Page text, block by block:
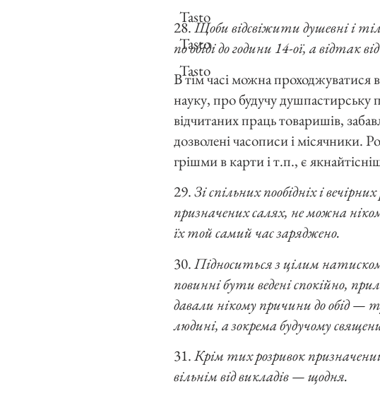
28.Щоби відсвіжити душевні і
по обіді до години 14-ої, а відтак
В тім часі можна проходжуватися в
науку, про будучу душпастирську
відчитаних праць товаришів,
дозволені часописи і місячники.
грішми в карти і т.п., є
29.Зі спільних пообідніх і
призначених салях, не можна
їх той самий час заряджено.
30.Підноситься з цілим
повинні бути ведені спокійно,
давали нікому причини до обід
людині, а зокрема будучому
31.Крім тих розривок
вільнім від викладів — щодня.
Tasto
Tasto
Tasto